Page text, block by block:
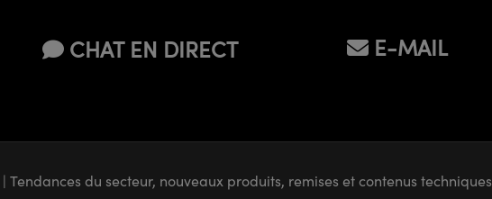
CHAT EN DIRECT E-MAIL
| Tendances du secteur, nouveaux produits, remises et contenus techniques